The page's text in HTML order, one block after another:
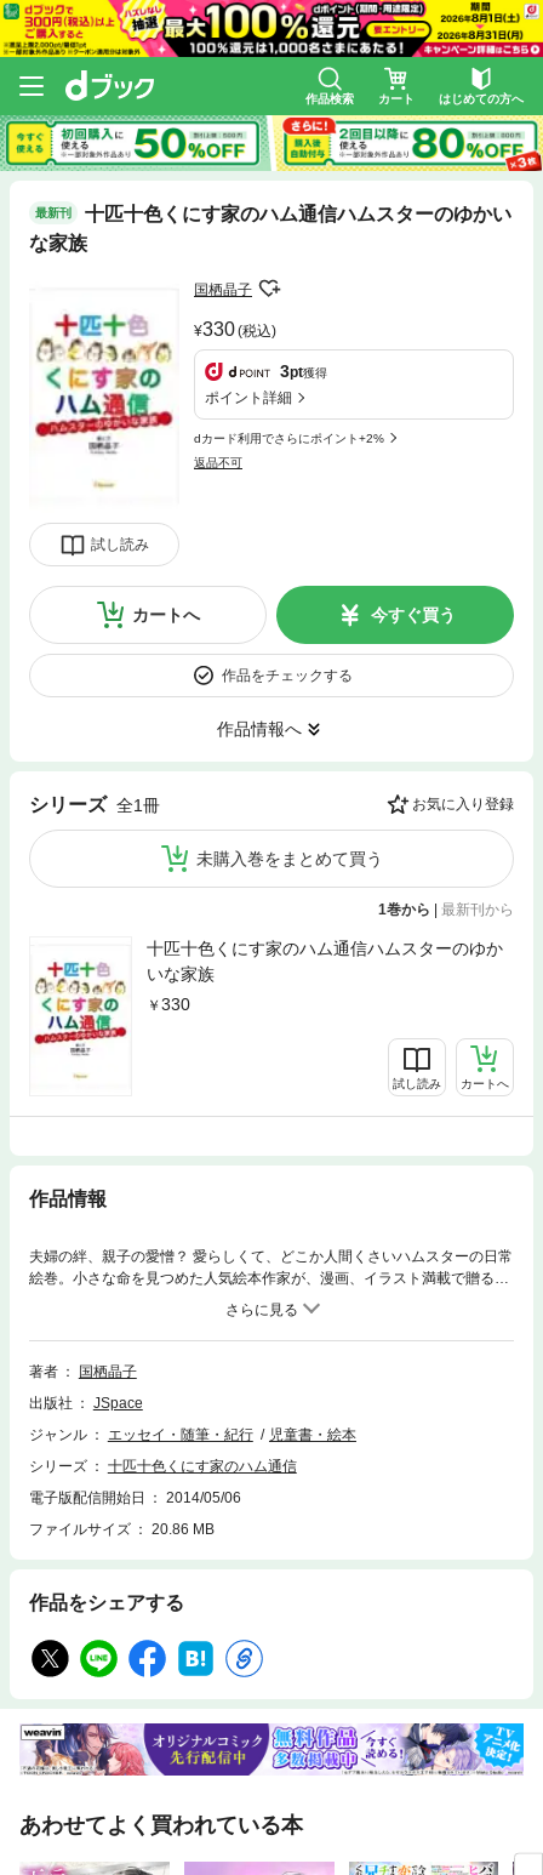
作品検索 カート はじめての方へ
最新刊
十匹十色くにす家のハム通信ハムスターのゆかい
な家族
試し読み
国栖晶子
330(税込)
3pt獲得
ポイント詳細
dカード利用でさらにポイント+2%
返品不可
カートへ 今すぐ買う
作品をチェックする
作品情報へ
シリーズ 全1冊 お気に入り登録
未購入巻をまとめて買う
1巻から 最新刊から
十匹十色くにす家のハム通信ハムスターのゆか
いな家族
330
試し読み カートへ
作品情報
夫婦の絆、親子の愛憎？ 愛らしくて、どこか人間くさいハムスターの日常
絵巻。小さな命を見つめた人気絵本作家が、漫画、イラスト満載で贈る活
き活きエッセイ！■著者■国栖晶子（くにすあきこ）京都生まれ。京都精華
大学デザイン科卒業。イラストレーター、絵本作家として活躍。ハムスタ
ーを中心とした作品を描く。【目次】登場人物 … いえ 登場ハムスター家
系図はじまりは１９９８年夏でした。ＰＡＲＴ１ ハムゴローとポコリン
ＲＴ４ こぼくとささＰＡＲＴ５ ささとこざさあとがき
著者
国栖晶子
出版社
JSpace
ジャンル
エッセイ・随筆・紀行
児童書・絵本
シリーズ
十匹十色くにす家のハム通信
電子版配信開始日
2014/05/06
ファイルサイズ
20.86 MB
作品をシェアする
あわせてよく買われている本